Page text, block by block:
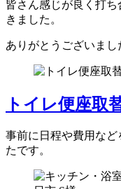
皆さん感じが良く打
きました。
ありがとうございまし
トイレ便座取
事前に日程や費用な
たです。